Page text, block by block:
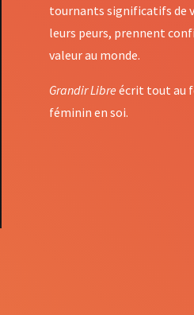
tournants significatifs de
leurs peurs, prennent
valeur au monde.
Grandir Libre écrit tout au
féminin en soi.